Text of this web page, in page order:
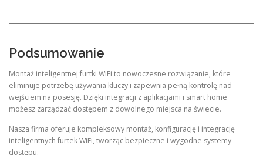
Podsumowanie
Montaż inteligentnej furtki WiFi to nowoczesne rozwiązanie, które
eliminuje potrzebę używania kluczy i zapewnia pełną kontrolę nad
wejściem na posesję. Dzięki integracji z aplikacjami i smart home
możesz zarządzać dostępem z dowolnego miejsca na świecie.
Nasza firma oferuje kompleksowy montaż, konfigurację i integrację
inteligentnych furtek WiFi, tworząc bezpieczne i wygodne systemy
dostępu.